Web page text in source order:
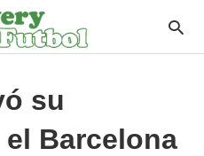
su
Barcelona